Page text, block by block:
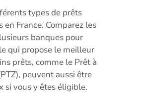
types de prêts
en France. Comparez les
banques pour
qui propose le meilleur
prêts, comme le Prêt à
peuvent aussi être
si vous y êtes éligible.